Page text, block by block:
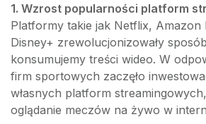
1. Wzrost popularności platform
Platformy takie jak Netflix, Amazon
Disney+ zrewolucjonizowały
konsumujemy treści wideo. W
firm sportowych zaczęło
własnych platform
oglądanie meczów na żywo w